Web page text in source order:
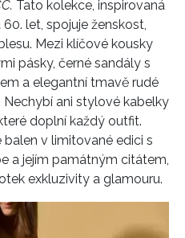
Tato kolekce, inspirovaná
let, spojuje ženskost,
Mezi klíčové kousky
pásky, černé sandály s
a elegantní tmavě rudé
ani stylové kabelky
doplní každý outfit.
v limitované edici s
a jejím památným citátem,
exkluzivity a glamouru.